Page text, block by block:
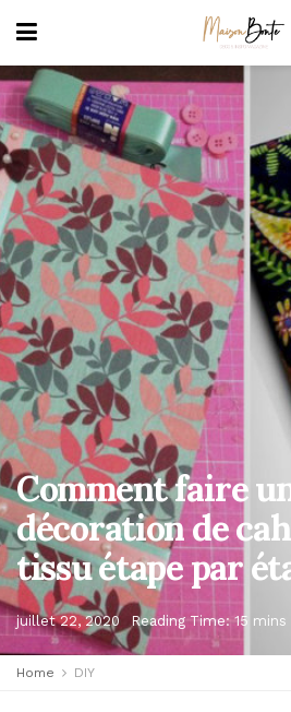
Comment faire
décoration de
tissu étape par
juillet 22, 2020 Reading Time: 15 mins
Home DIY